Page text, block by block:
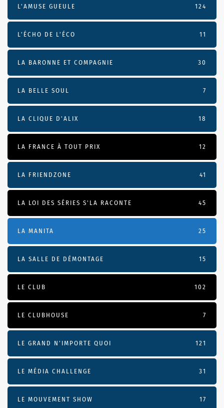
L'AMUSE GUEULE 124
L’ÉCHO DE L’ÉCO 11
LA BARONNE ET COMPAGNIE 30
LA BELLE SOUL 7
LA CLIQUE D'ALIX 18
LA FRANCE À TOUT PRIX 12
LA FRIENDZONE 41
LA LOI DES SÉRIES S'LA RACONTE 45
LA MANITA 25
LA SALLE DE DÉMONTAGE 15
LE CLUB 102
LE CLUBHOUSE 7
LE GRAND N’IMPORTE QUOI 121
LE MÉDIA CHALLENGE 31
LE MOUVEMENT SHOW 17